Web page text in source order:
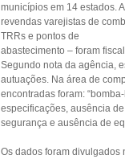
municípios em 14 estados.
revendas varejistas de
TRRs e pontos de
abastecimento – foram
Segundo nota da agência,
autuações. Na área de
encontradas foram:
especificações, ausência
segurança e ausência de
Os dados foram divulgados